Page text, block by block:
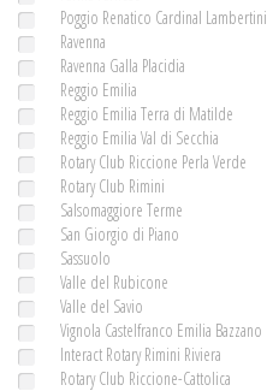
Poggio Renatico Cardinal Lambertini
Ravenna
Ravenna Galla Placidia
Reggio Emilia
Reggio Emilia Terra di Matilde
Reggio Emilia Val di Secchia
Rotary Club Riccione Perla Verde
Rotary Club Rimini
Salsomaggiore Terme
San Giorgio di Piano
Sassuolo
Valle del Rubicone
Valle del Savio
Vignola Castelfranco Emilia Bazzano
Interact Rotary Rimini Riviera
Rotary Club Riccione-Cattolica